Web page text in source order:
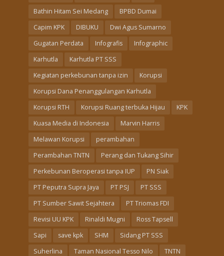
Bathin Hitam Sei Medang
BPBD Dumai
Capim KPK
DIBUKU
Dwi Agus Sumarno
Gugatan Perdata
Infografis
Infographic
Karhutla
Karhutla PT SSS
Kegiatan perkebunan tanpa izin
Korupsi
Korupsi Dana Penanggulangan Karhutla
Korupsi RTH
Korupsi Ruang terbuka Hijau
KPK
Kuasa Media di Indonesia
Marvin Harris
Melawan Korupsi
perambahan
Perambahan TNTN
Perang dan Tukang Sihir
Perkebunan Beroperasi tanpa IUP
PN Siak
PT Peputra Supra Jaya
PT PSJ
PT SSS
PT Sumber Sawit Sejahtera
PT Triomas FDI
Revisi UU KPK
Rinaldi Mugni
Ross Tapsell
Sapi
save kpk SHM
Sidang PT SSS
Suherlina
Taman Nasional Tesso Nilo
TNTN